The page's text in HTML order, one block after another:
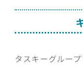
タスキーグルー